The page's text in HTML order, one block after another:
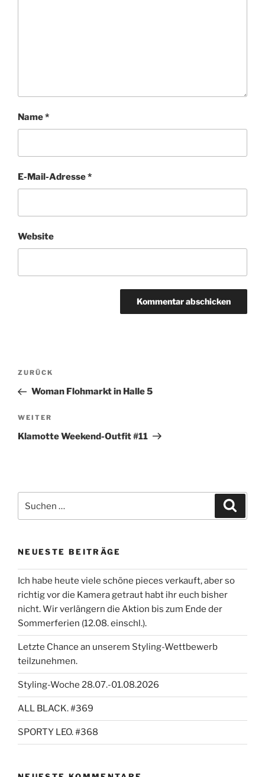
Name*
E-Mail-Adresse*
Website
Beitragsnavigation
Vorheriger
Beitrag
ZURÜCK
Woman Flohmarkt in Halle 5
Nächster
Beitrag
WEITER
Klamotte Weekend-Outfit #11
nach:
NEUESTE BEITRÄGE
Ich habe heute viele schöne pieces verkauft, aber so
richtig vor die Kamera getraut habt ihr euch bisher
nicht. Wir verlängern die Aktion bis zum Ende der
Sommerferien (12.08. einschl.).
Letzte Chance an unserem Styling-Wettbewerb
teilzunehmen.
Styling-Woche 28.07.-01.08.2026
ALL BLACK. #369
SPORTY LEO. #368